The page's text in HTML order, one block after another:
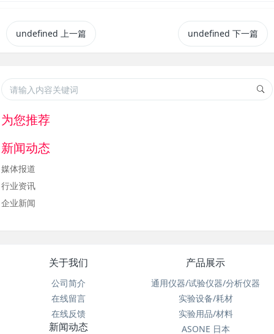
undefined 上一篇 undefined 下一篇
为您推荐
新闻动态
媒体报道
行业资讯
企业新闻
关于我们
公司简介
在线留言
在线反馈
产品展示
通用仪器/试验仪器/分析仪器
实验设备/耗材
实验用品/材料
ASONE 日本
新闻动态